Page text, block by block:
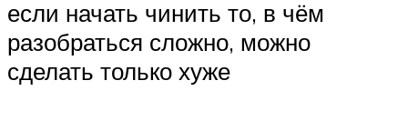
если начать чинить то, в чём
разобраться сложно, можно
сделать только хуже